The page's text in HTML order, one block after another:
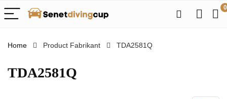
0
Home Product Fabrikant ‎TDA2581Q
‎TDA2581Q